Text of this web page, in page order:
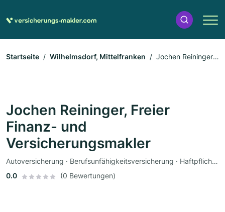
Startseite Wilhelmsdorf, Mittelfranken
Jochen Reininger,
Jochen Reininger, Freier
Finanz- und
Versicherungsmakler
Autoversicherung · Berufsunfähigkeitsversicherung · Haftpflichtversicherung · Tierversicherung
0.0
(0 Bewertungen)